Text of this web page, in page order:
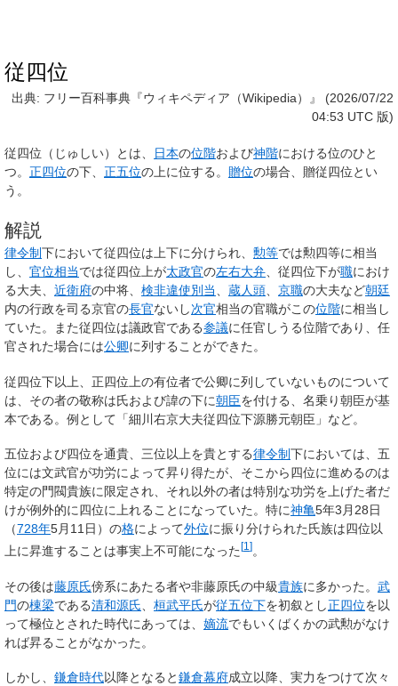
従四位
出典: フリー百科事典『ウィキペディア（Wikipedia）』 (2026/07/22
04:53 UTC 版)
従四位 （じゅしい）とは、 日本の位階および神階における位のひと
つ。 正四位の下、 正五位の上に位する。 贈位の場合、贈従四位とい
う。
解説
律令制下において従四位は上下に分けられ、 勲等では勲四等に相当
し、 官位相当では従四位上が太政官の左右大弁、従四位下が職におけ
る大夫、 近衛府の中将、 検非違使別当、 蔵人頭、 京職の大夫など朝廷
内の行政を司る京官の長官ないし次官相当の官職がこの位階に相当し
ていた。また従四位は議政官である参議に任官しうる位階であり、任
官された場合には公卿に列することができた。
従四位下以上、正四位上の有位者で公卿に列していないものについて
は、その者の敬称は氏および諱の下に朝臣を付ける、名乗り朝臣が基
本である。例として「細川右京大夫従四位下源勝元朝臣」など。
五位および四位を通貴、三位以上を貴とする律令制下においては、五
位には文武官が功労によって昇り得たが、そこから四位に進めるのは
特定の門閥貴族に限定され、それ以外の者は特別な功労を上げた者だ
けが例外的に四位に上れることになっていた。特に神亀5年3月28日
（728年5月11日）の格によって外位に振り分けられた氏族は四位以
上に昇進することは事実上不可能になった [1 ] 。
その後は藤原氏傍系にあたる者や非藤原氏の中級貴族に多かった。 武
門の棟梁である清和源氏 桓武平氏が従五位下を初叙とし正四位を以
って極位とされた時代にあっては、 嫡流でもいくばくかの武勲がなけ
れば昇ることがなかった。
しかし、 鎌倉時代以降となると鎌倉幕府成立以降、実力をつけて次々